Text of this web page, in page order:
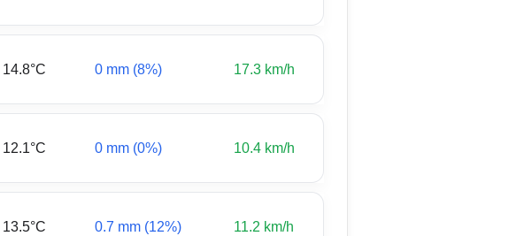
14.8°C 0 mm (8%) 17.3 km/h
12.1°C 0 mm (0%) 10.4 km/h
13.5°C 0.7 mm (12%) 11.2 km/h